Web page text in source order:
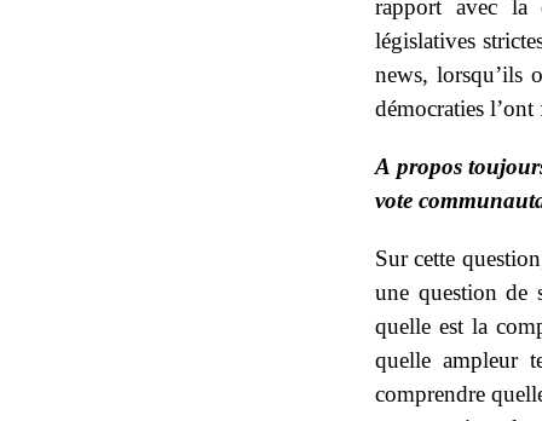
rapport avec la
législatives
news, lorsqu’ils
démocraties l’ont
A propos
vote
Sur cette
une question de
quelle est la
quelle ampleur
comprendre